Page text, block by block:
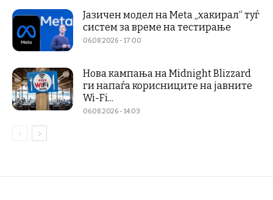
Јазичен модел на Meta „хакирал“ туѓ
систем за време на тестирање
06.08.2026 - 17:00
Нова кампања на Midnight Blizzard
ги напаѓа корисниците на јавните
Wi-Fi...
06.08.2026 - 14:03